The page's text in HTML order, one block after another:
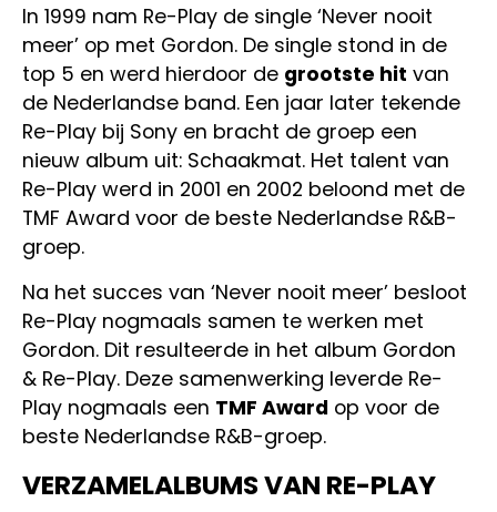
In 1999 nam Re-Play de single ‘Never nooit
meer’ op met Gordon. De single stond in de
top 5 en werd hierdoor de grootste hit van
de Nederlandse band. Een jaar later tekende
Re-Play bij Sony en bracht de groep een
nieuw album uit: Schaakmat. Het talent van
Re-Play werd in 2001 en 2002 beloond met de
TMF Award voor de beste Nederlandse R&B-
groep.
Na het succes van ‘Never nooit meer’ besloot
Re-Play nogmaals samen te werken met
Gordon. Dit resulteerde in het album Gordon
& Re-Play. Deze samenwerking leverde Re-
Play nogmaals een TMF Award op voor de
beste Nederlandse R&B-groep.
VERZAMELALBUMS VAN RE-PLAY